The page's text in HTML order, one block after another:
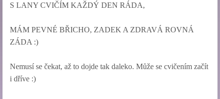
S LANY CVIČÍM KAŽDÝ DEN RÁDA,
MÁM PEVNÉ BŘICHO, ZADEK A ZDRAVÁ ROVNÁ
ZÁDA :)
Nemusí se čekat, až to dojde tak daleko. Může se cvičením začít
i dříve :)